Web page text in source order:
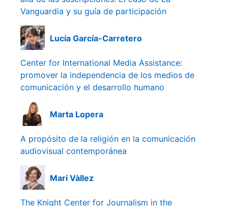
Vanguardia y su guía de participación
Lucía García-Carretero
Center for International Media Assistance:
promover la independencia de los medios de
comunicación y el desarrollo humano
Marta Lopera
A propósito de la religión en la comunicación
audiovisual contemporánea
Mari Vàllez
The Knight Center for Journalism in the